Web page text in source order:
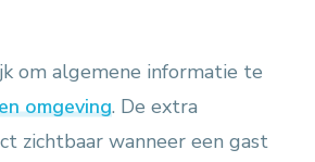
om algemene informatie te
omgeving. De extra
zichtbaar wanneer een gast